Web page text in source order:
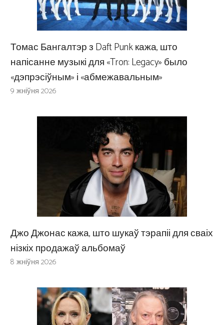
Томас Бангалтэр з Daft Punk кажа, што
напісанне музыкі для «Tron: Legacy» было
«дэпрэсіўным» і «абмежавальным»
9 жніўня 2026
Джо Джонас кажа, што шукаў тэрапіі для сваіх
нізкіх продажаў альбомаў
8 жніўня 2026